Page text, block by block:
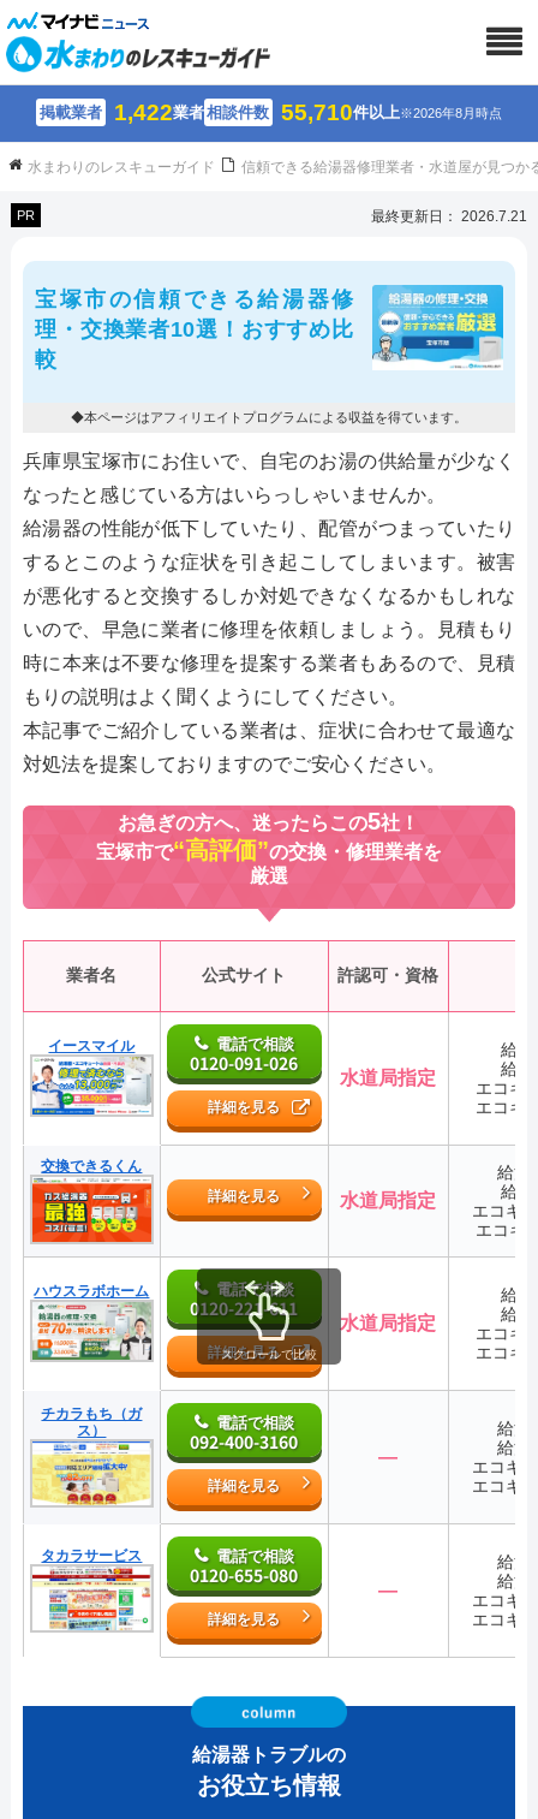
掲載業者 1,422業者相談件数 55,710件以上※2026年8月時点
水まわりのレスキューガイド 信頼できる給湯器修理業者・水道屋が見つか
PR 最終更新日： 2026.7.21
宝塚市の信頼できる給湯器修
理・交換業者10選！おすすめ比
較
◆本ページはアフィリエイトプログラムによる収益を得ています。
兵庫県宝塚市にお住いで、自宅のお湯の供給量が少なく
なったと感じている方はいらっしゃいませんか。
給湯器の性能が低下していたり、配管がつまっていたり
するとこのような症状を引き起こしてしまいます。被害
が悪化すると交換するしか対処できなくなるかもしれな
いので、早急に業者に修理を依頼しましょう。見積もり
時に本来は不要な修理を提案する業者もあるので、見積
もりの説明はよく聞くようにしてください。
本記事でご紹介している業者は、症状に合わせて最適な
対処法を提案しておりますのでご安心ください。
お急ぎの方へ、迷ったらこの5社！
宝塚市で“高評価”の交換・修理業者を
厳選
業者名 公式サイト 許認可・資格
イースマイル 電話で相談
0120-091-026
詳細を見る
水道局指定
給
給
エコキ
エコキ
交換できるくん
詳細を見る
水道局指定
給湯
給
エコキ
エコキ
ハウスラボホーム 電話で相談
0120-221-611
詳細を見る
水道局指定
給
給
エコキ
エコキ
チカラもち（ガ
ス）
電話で相談
092-400-3160
詳細を見る
―
給湯
給湯
エコキ
エコキ
タカラサービス 電話で相談
0120-655-080
詳細を見る
―
給湯
給湯
エコキ
エコキ
スクロールで比較
給湯器トラブルの
お役立ち情報